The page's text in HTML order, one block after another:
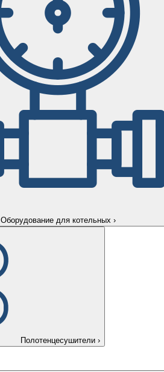
Оборудование для котельных ›
Полотенцесушители ›